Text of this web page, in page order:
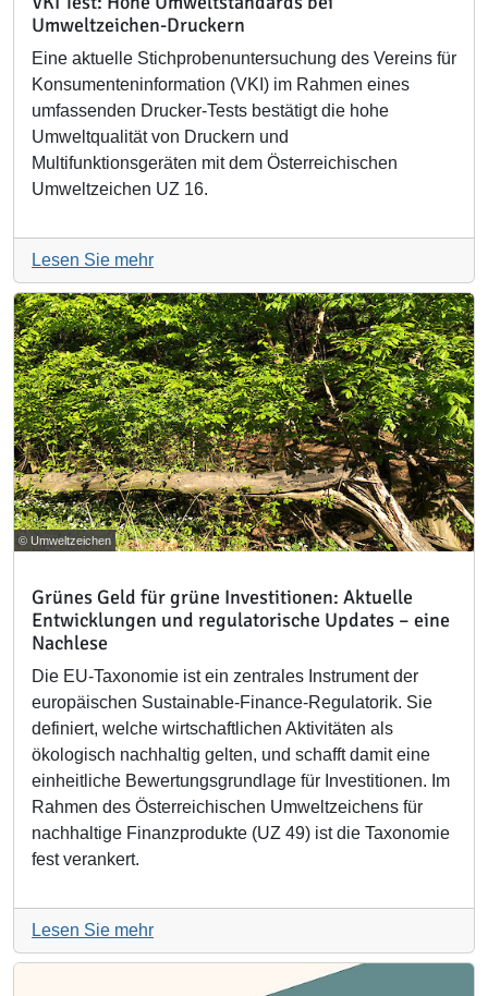
Umweltzeichen-Druckern
Eine aktuelle Stichprobenuntersuchung des Vereins für
Konsumenteninformation (VKI) im Rahmen eines
umfassenden Drucker-Tests bestätigt die hohe
Umweltqualität von Druckern und
Multifunktionsgeräten mit dem Österreichischen
Umweltzeichen UZ 16.
Lesen Sie mehr
© Umweltzeichen
Grünes Geld für grüne Investitionen: Aktuelle
Entwicklungen und regulatorische Updates – eine
Nachlese
Die EU-Taxonomie ist ein zentrales Instrument der
europäischen Sustainable-Finance-Regulatorik. Sie
definiert, welche wirtschaftlichen Aktivitäten als
ökologisch nachhaltig gelten, und schafft damit eine
einheitliche Bewertungsgrundlage für Investitionen. Im
Rahmen des Österreichischen Umweltzeichens für
nachhaltige Finanzprodukte (UZ 49) ist die Taxonomie
fest verankert.
Lesen Sie mehr